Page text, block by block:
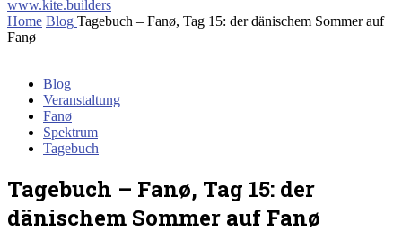
www.kite.builders
Home Blog Tagebuch – Fanø, Tag 15: der dänischem Sommer auf
Fanø
Blog
Veranstaltung
Fanø
Spektrum
Tagebuch
Tagebuch – Fanø, Tag 15: der
dänischem Sommer auf Fanø